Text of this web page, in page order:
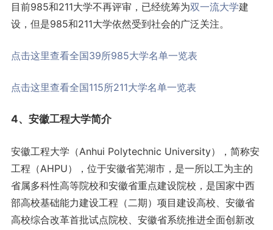
目前985和211大学不再评审，已经统筹为双一流大学建
设，但是985和211大学依然受到社会的广泛关注。
点击这里查看全国39所985大学名单一览表
点击这里查看全国115所211大学名单一览表
4、安徽工程大学简介
安徽工程大学（Anhui Polytechnic University），简称安
工程（AHPU），位于安徽省芜湖市，是一所以工为主的
省属多科性高等院校和安徽省重点建设院校，是国家中西
部高校基础能力建设工程（二期）项目建设高校、安徽省
高校综合改革首批试点院校、安徽省系统推进全面创新改